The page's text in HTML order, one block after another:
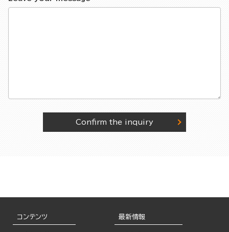
Confirm the inquiry
コンテンツ 最新情報